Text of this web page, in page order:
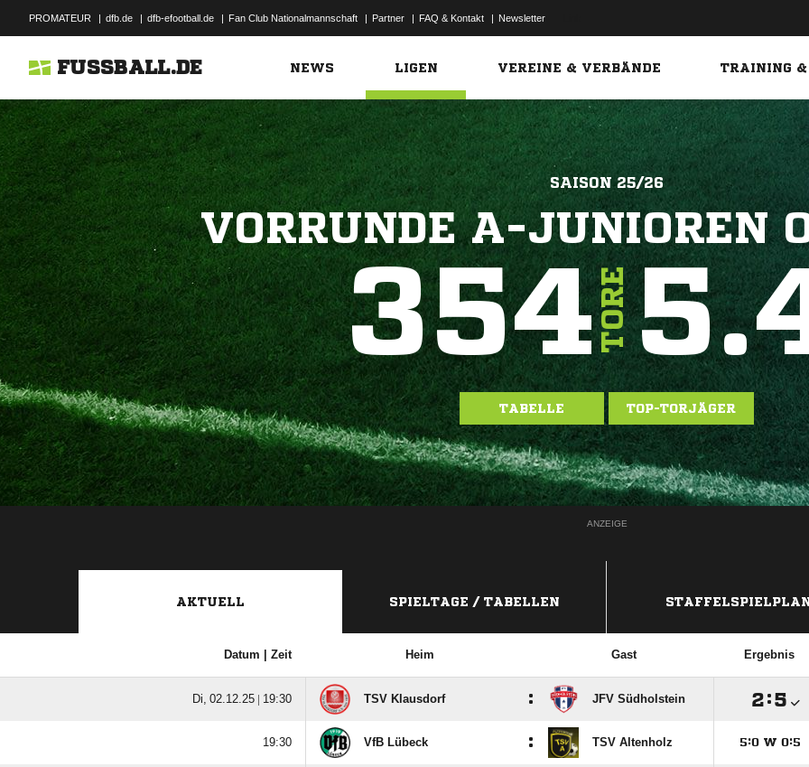
PROMATEUR | dfb.de | dfb-efootball.de | Fan Club Nationalmannschaft | Partner | FAQ & Kontakt | Newsletter
FUSSBALL.DE NEWS LIGEN VEREINE & VERBÄNDE TRAINING &
SAISON 25/26
VORRUNDE A-JUNIOREN
354TORE
TABELLE TOP-TORJÄGER
ANZEIGE
AKTUELL SPIELTAGE / TABELLEN
Datum | Zeit Heim Gast Ergebnis
  |  TSV Klausdorf : JFV Südholstein :
 VfB Lübeck : TSV Altenholz :W :